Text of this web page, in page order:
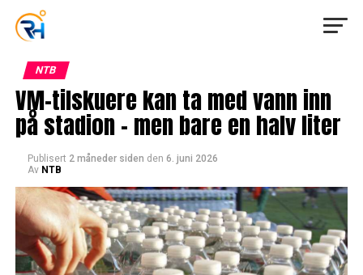
NTB
VM-tilskuere kan ta med vann inn
på stadion – men bare en halv liter
Publisert 2 måneder siden den 6. juni 2026
Av NTB